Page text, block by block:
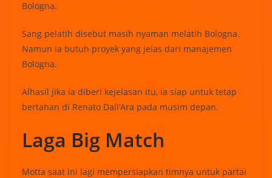
Bologna.
Sang pelatih disebut masih nyaman melatih Bologna.
Namun ia butuh proyek yang jelas dari manajemen
Bologna.
Alhasil jika ia diberi kejelasan itu, ia siap untuk tetap
bertahan di Renato Dall’Ara pada musim depan.
Laga Big Match
Motta saat ini lagi mempersiapkan timnya untuk partai